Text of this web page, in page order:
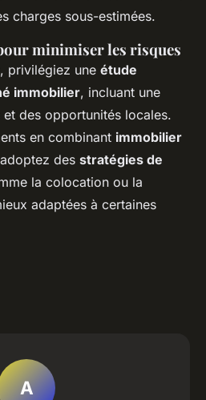
charges sous-estimées.
minimiser les risques
privilégiez une étude
immobilier, incluant une
des opportunités locales.
en combinant immobilier
des stratégies de
la colocation ou la
adaptées à certaines
A